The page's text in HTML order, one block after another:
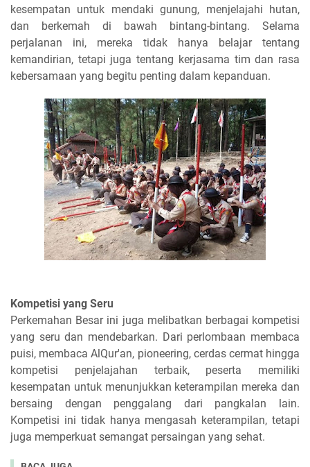
kesempatan untuk mendaki gunung, menjelajahi hutan,
dan berkemah di bawah bintang-bintang. Selama
perjalanan ini, mereka tidak hanya belajar tentang
kemandirian, tetapi juga tentang kerjasama tim dan rasa
kebersamaan yang begitu penting dalam kepanduan.
Kompetisi yang Seru
Perkemahan Besar ini juga melibatkan berbagai kompetisi
yang seru dan mendebarkan. Dari perlombaan membaca
puisi, membaca AlQur'an, pioneering, cerdas cermat hingga
kompetisi penjelajahan terbaik, peserta memiliki
kesempatan untuk menunjukkan keterampilan mereka dan
bersaing dengan penggalang dari pangkalan lain.
Kompetisi ini tidak hanya mengasah keterampilan, tetapi
juga memperkuat semangat persaingan yang sehat.